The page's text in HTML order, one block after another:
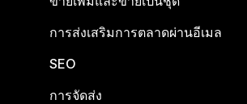
การส่งเสริมการตลาดผ่านอีเมล
SEO
การจัดส่ง